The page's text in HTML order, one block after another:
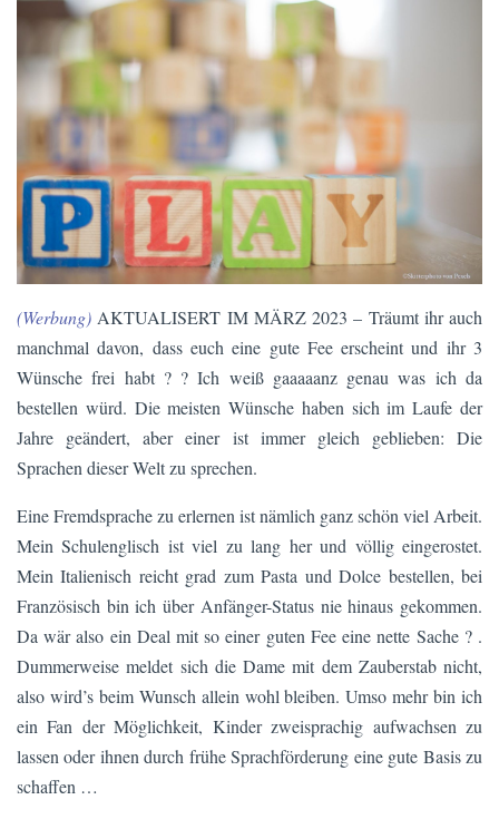
(Werbung) AKTUALISERT IM MÄRZ 2023 – Träumt ihr auch
manchmal davon, dass euch eine gute Fee erscheint und ihr 3
Wünsche frei habt ? ? Ich weiß gaaaaanz genau was ich da
bestellen würd. Die meisten Wünsche haben sich im Laufe der
Jahre geändert, aber einer ist immer gleich geblieben: Die
Sprachen dieser Welt zu sprechen.
Eine Fremdsprache zu erlernen ist nämlich ganz schön viel Arbeit.
Mein Schulenglisch ist viel zu lang her und völlig eingerostet.
Mein Italienisch reicht grad zum Pasta und Dolce bestellen, bei
Französisch bin ich über Anfänger-Status nie hinaus gekommen.
Da wär also ein Deal mit so einer guten Fee eine nette Sache ? .
Dummerweise meldet sich die Dame mit dem Zauberstab nicht,
also wird’s beim Wunsch allein wohl bleiben. Umso mehr bin ich
ein Fan der Möglichkeit, Kinder zweisprachig aufwachsen zu
lassen oder ihnen durch frühe Sprachförderung eine gute Basis zu
schaffen …